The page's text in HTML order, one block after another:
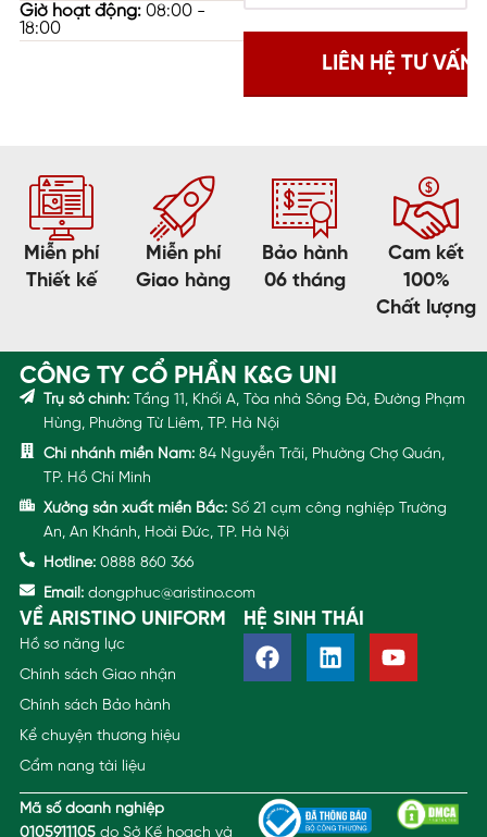
Giờ hoạt động:08:00 -
18:00
Miễn phí
Thiết kế
Miễn phí
Giao hàng
Bảo hành
06 tháng
Cam kết
100%
Chất lượng
CÔNG TY CỔ PHẦN K&G UNI
Trụ sở chính: Tầng 11, Khối A, Tòa nhà Sông Đà, Đường Phạm
Hùng, Phường Từ Liêm, TP. Hà Nội
Chi nhánh miền Nam: 84 Nguyễn Trãi, Phường Chợ Quán,
TP. Hồ Chí Minh
Xưởng sản xuất miền Bắc: Số 21 cụm công nghiệp Trường
An, An Khánh, Hoài Đức, TP. Hà Nội
Hotline: 0888 860 366
Email: dongphuc@aristino.com
VỀ ARISTINO UNIFORM
Hồ sơ năng lực
Chính sách Giao nhận
Chính sách Bảo hành
Kể chuyện thương hiệu
Cẩm nang tài liệu
HỆ SINH THÁI
Mã số doanh nghiệp
0105911105do Sở Kế hoạch và